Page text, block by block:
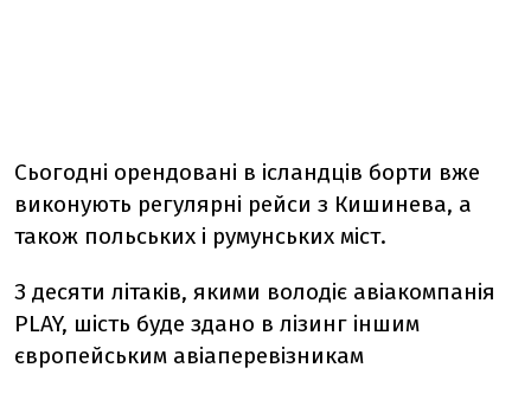
Сьогодні орендовані в ісландців борти вже
виконують регулярні рейси з Кишинева, а
також польських і румунських міст.
З десяти літаків, якими володіє авіакомпанія
PLAY, шість буде здано в лізинг іншим
європейським авіаперевізникам